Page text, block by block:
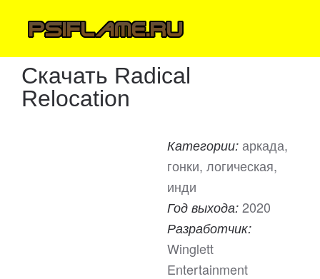
Скачать Radical
Relocation
Категории: аркада,
гонки, логическая,
инди
Год выхода: 2020
Разработчик:
Winglett
Entertainment